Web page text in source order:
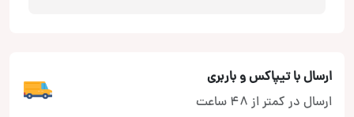
ارسال با تیپاکس و باربری
ارسال در کمتر از 48 ساعت